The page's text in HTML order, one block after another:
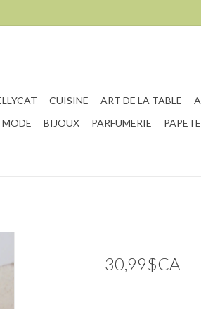
CUISINE ART DE LA TABLE
MODE
BIJOUX PARFUMERIE
30,99$CA